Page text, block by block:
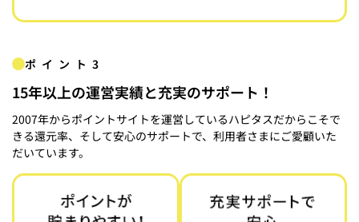
ポイント3
15年以上の運営実績と充実のサポート！
2007年からポイントサイトを運営しているハピタスだからこそで
きる還元率、そして安心のサポートで、利用者さまにご愛顧いた
だいています。